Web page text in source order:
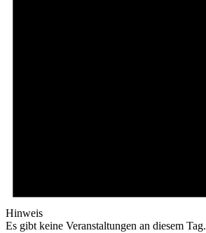
Hinweis
Es gibt keine Veranstaltungen an diesem Tag.